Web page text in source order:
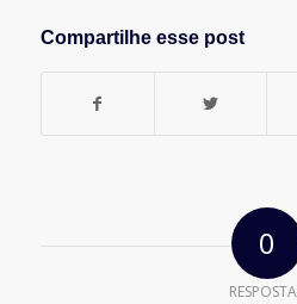
Compartilhe esse post
0